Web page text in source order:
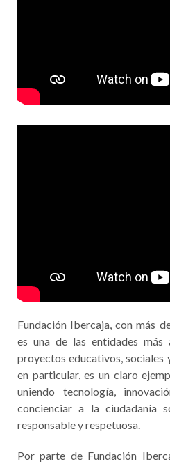
Fundación Ibercaja, con más
es una de las entidades
proyectos educativos,
en particular, es un claro
uniendo tecnología,
concienciar a la ciudadanía
responsable y respetuosa.
Por parte de Fundación